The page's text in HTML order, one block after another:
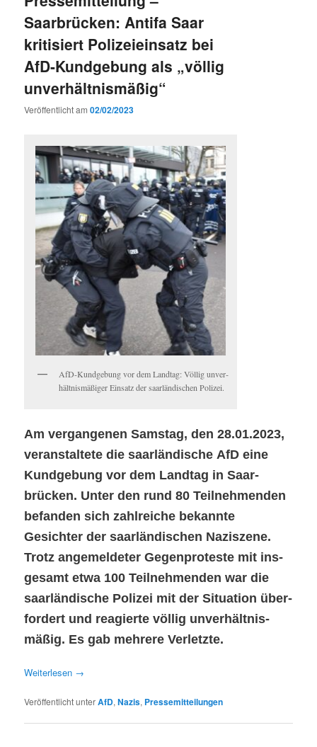
Saarbrücken: Antifa Saar
kritisiert Polizeieinsatz bei
AfD-Kundgebung als „völlig
unverhältnismäßig“
Veröffentlicht am02/02/2023
AfD-Kundge­bung vor dem Land­tag: Völ­lig unver­
hält­nis­mäßiger Ein­satz der saar­ländis­chen Polizei.
Am ver­gan­genen Sam­stag, den 28.01.2023,
ver­anstal­tete die saar­ländis­che AfD eine
Kundge­bung vor dem Land­tag in Saar­
brück­en. Unter den rund 80 Teil­nehmenden
befan­den sich zahlre­iche bekan­nte
Gesichter der saar­ländis­chen Naziszene.
Trotz angemelde­ter Gegen­proteste mit ins­
ge­samt etwa 100 Teil­nehmenden war die
saar­ländis­che Polizei mit der Sit­u­a­tion über­
fordert und reagierte völ­lig unver­hält­nis­
mäßig. Es gab mehrere Verletzte.
Weit­er­lesen →
Veröffentlicht unterAfD,Nazis, Pressemitteilungen